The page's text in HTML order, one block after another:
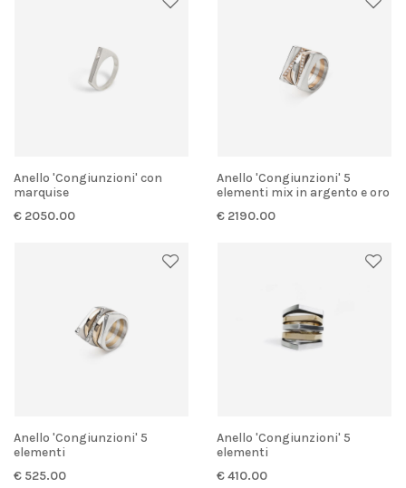
Anello 'Congiunzioni' con
marquise
€ 2050.00
Anello 'Congiunzioni' 5
elementi mix in argento e oro
€ 2190.00
Anello 'Congiunzioni' 5
elementi
€ 525.00
Anello 'Congiunzioni' 5
elementi
€ 410.00